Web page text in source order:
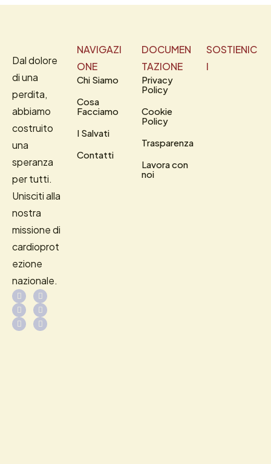
Dal dolore
di una
perdita,
abbiamo
costruito
una
speranza
per tutti.
Unisciti alla
nostra
missione di
cardioprot
ezione
nazionale.
NAVIGAZI
ONE
Chi Siamo
Cosa
Facciamo
I Salvati
Contatti
DOCUMEN
TAZIONE
Privacy
Policy
Cookie
Policy
Trasparenza
Lavora con
noi
SOSTIENIC
I